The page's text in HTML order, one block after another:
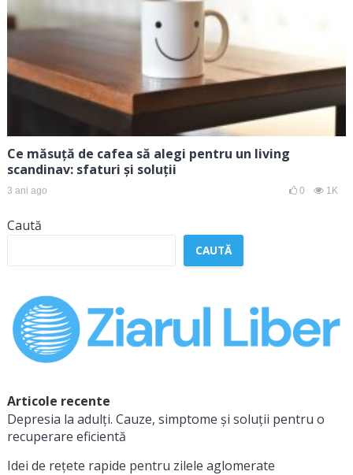
Ce măsuță de cafea să alegi pentru un living
scandinav: sfaturi și soluții
3 ani ago 0 1K
Caută
CAUTĂ
Articole recente
Depresia la adulți. Cauze, simptome și soluții pentru o
recuperare eficientă
Idei de rețete rapide pentru zilele aglomerate